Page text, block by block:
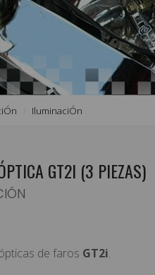
IluminaciÓn
GT2I (3 PIEZAS)
de faros GT2i.